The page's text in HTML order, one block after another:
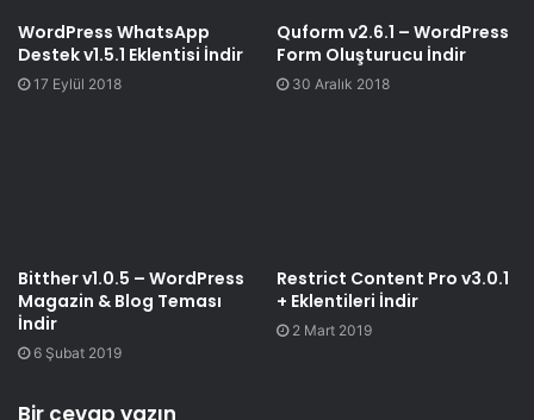
WordPress WhatsApp
Destek v1.5.1 Eklentisi İndir
17 Eylül 2018
Quform v2.6.1 – WordPress
Form Oluşturucu İndir
30 Aralık 2018
Bitther v1.0.5 – WordPress
Magazin & Blog Teması
İndir
6 Şubat 2019
Restrict Content Pro v3.0.1
+ Eklentileri İndir
2 Mart 2019
Bir cevap yazın